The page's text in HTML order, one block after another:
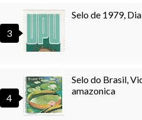
Selo de 1979,
Selo do Brasil,
amazonica